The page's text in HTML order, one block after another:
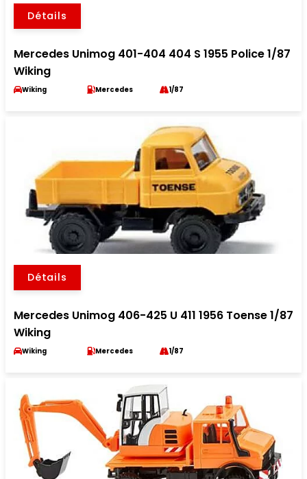
Détails
Mercedes Unimog 401-404 404 S 1955 Police 1/87
Wiking
Wiking Mercedes 1/87
Détails
Mercedes Unimog 406-425 U 411 1956 Toense 1/87
Wiking
Wiking Mercedes 1/87